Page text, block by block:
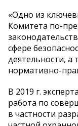
«Одно из
Комитета по-
сфере
деятельности, а
нормативно-
В 2019 г.
работа по
в частности